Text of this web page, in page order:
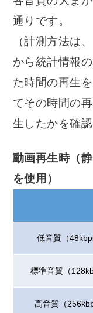
通りです。
（計測方法は
から統計情報
た時間の再生
てその時間の
生したかを確
動画再生時（
を使用）
低音質（
標準音質（
高音質（